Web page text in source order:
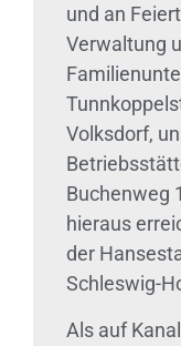
und an
Verwaltung
Volksdorf,
Buchenweg
hieraus
der
Schleswig-
Als auf